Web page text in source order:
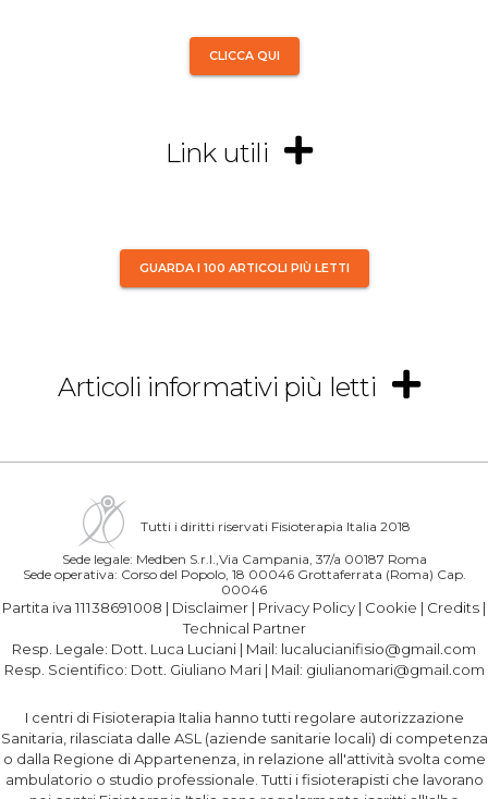
CLICCA QUI
Link utili
GUARDA I 100 ARTICOLI PIÙ LETTI
Articoli informativi più letti
Tutti i diritti riservati Fisioterapia Italia 2018
Sede legale: Medben S.r.l.,Via Campania, 37/a 00187 Roma
Sede operativa: Corso del Popolo, 18 00046 Grottaferrata (Roma) Cap.
00046
Partita iva 11138691008 | Disclaimer | Privacy Policy | Cookie | Credits |
Technical Partner
Resp. Legale: Dott. Luca Luciani | Mail: lucalucianifisio@gmail.com
Resp. Scientifico: Dott. Giuliano Mari| Mail: giulianomari@gmail.com
I centri di Fisioterapia Italia hanno tutti regolare autorizzazione
Sanitaria, rilasciata dalle ASL (aziende sanitarie locali) di competenza
o dalla Regione di Appartenenza, in relazione all'attività svolta come
ambulatorio o studio professionale. Tutti i fisioterapisti che lavorano